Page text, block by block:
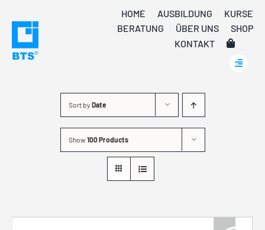
content
HOME AUSBILDUNG
KURSE
BERATUNG
ÜBER UNS
SHOP
KONTAKT
Sort by Date
Show100 Products